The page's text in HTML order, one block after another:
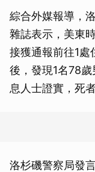
綜合外媒報導，
雜誌表示，美東
接獲通報前往1處
後，發現1名78
息人士證實，死
洛杉磯警察局發